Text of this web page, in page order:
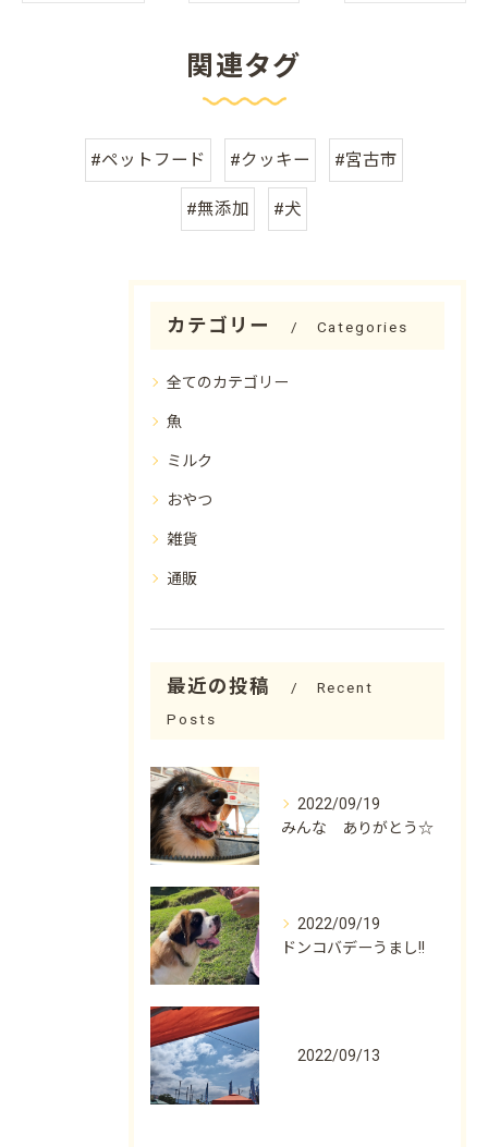
関連タグ
#ペットフード #クッキー #宮古市
#無添加 #犬
カテゴリー Categories
全てのカテゴリー
魚
ミルク
おやつ
雑貨
通販
最近の投稿
Recent
Posts
2022/09/19
みんな ありがとう☆
2022/09/19
ドンコバデーうまし!!
2022/09/13